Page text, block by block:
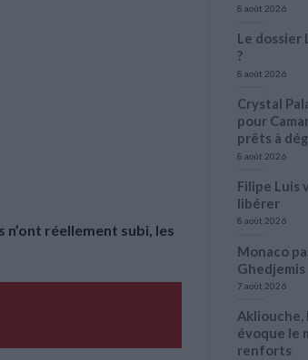
réellement subi, les
8 août 2026
Le
?
8 août 2026
Crystal
pour
prêts à
8 août 2026
Filipe Luis
libérer
8 août 2026
Monaco
Ghedjemis
7 août 2026
Akliouche,
évoque le
renforts